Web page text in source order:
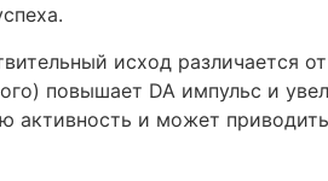
исход различается
повышает DA импульс и
активность и может